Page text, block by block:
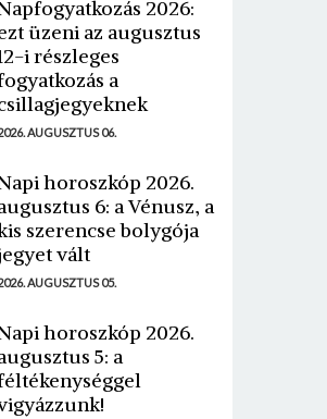
2026:
üzeni az augusztus
i részleges
a
AUGUSZTUS 06.
horoszkóp 2026.
6: a Vénusz, a
szerencse bolygója
vált
AUGUSZTUS 05.
horoszkóp 2026.
5: a